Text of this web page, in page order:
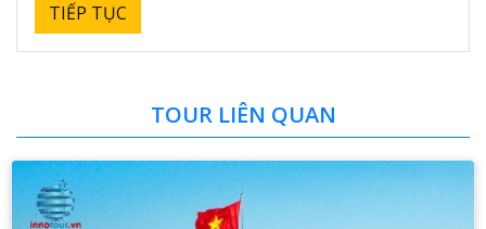
TIẾP TỤC
TOUR LIÊN QUAN